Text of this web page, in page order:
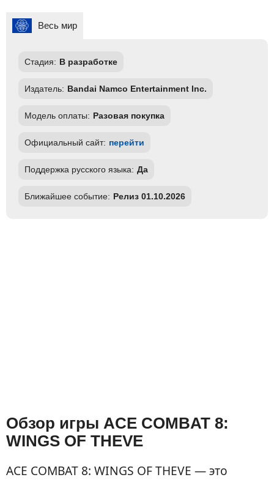
Весь мир
Стадия: В разработке
Издатель: Bandai Namco Entertainment Inc.
Модель оплаты: Разовая покупка
Официальный сайт: перейти
Поддержка русского языка: Да
Ближайшее событие: Релиз 01.10.2026
Обзор игры ACE COMBAT 8:
WINGS OF THEVE
ACE COMBAT 8: WINGS OF THEVE — это